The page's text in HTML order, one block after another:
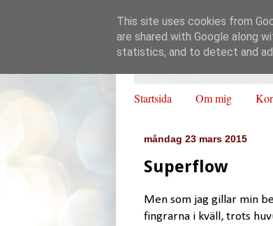
Startsida Om mig
måndag 23 mars 2015
Superflow
Men som jag gillar min
fingrarna i kväll, trots
This site uses cookies from
are shared with Google along
statistics, and to detect and